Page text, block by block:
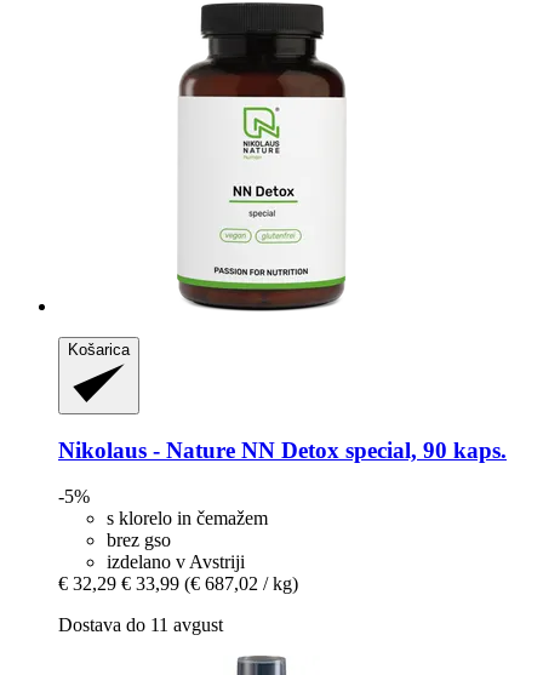
Košarica
Nikolaus - Nature NN Detox special, 90 kaps.
-5%
s klorelo in čemažem
brez gso
izdelano v Avstriji
€ 32,29 € 33,99 (€ 687,02 / kg)
Dostava do 11 avgust